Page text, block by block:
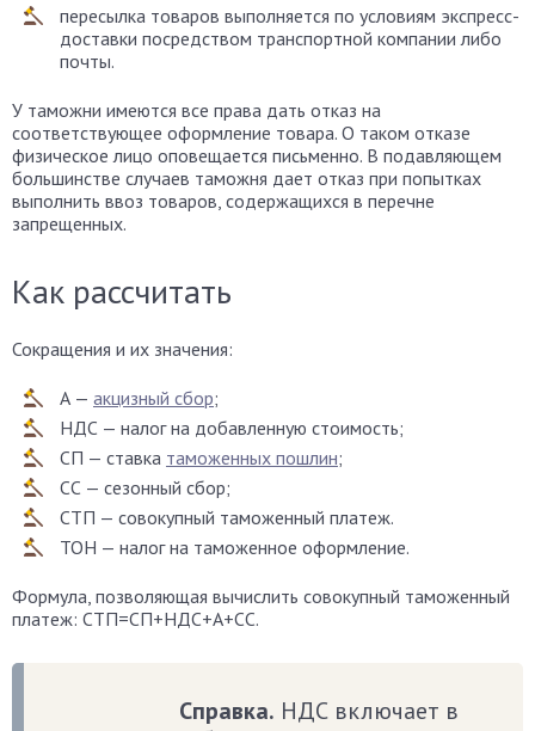
пересылка товаров выполняется по условиям экспресс-
доставки посредством транспортной компании либо
почты.
У таможни имеются все права дать отказ на
соответствующее оформление товара. О таком отказе
физическое лицо оповещается письменно. В подавляющем
большинстве случаев таможня дает отказ при попытках
выполнить ввоз товаров, содержащихся в перечне
запрещенных.
Как рассчитать
Сокращения и их значения:
А — акцизный сбор;
НДС — налог на добавленную стоимость;
СП — ставка таможенных пошлин;
СС — сезонный сбор;
СТП — совокупный таможенный платеж.
ТОН — налог на таможенное оформление.
Формула, позволяющая вычислить совокупный таможенный
платеж: СТП=СП+НДС+А+СС.
Справка. НДС включает в